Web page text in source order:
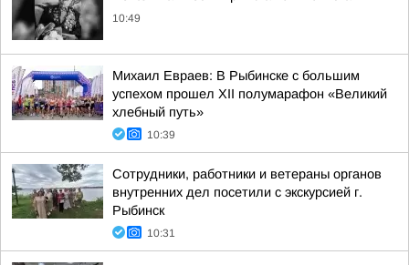
10:49
Михаил Евраев: В Рыбинске с большим
успехом прошел XII полумарафон «Великий
хлебный путь»
10:39
Сотрудники, работники и ветераны органов
внутренних дел посетили с экскурсией г.
Рыбинск
10:31